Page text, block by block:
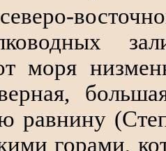
моря
равнину
горами,